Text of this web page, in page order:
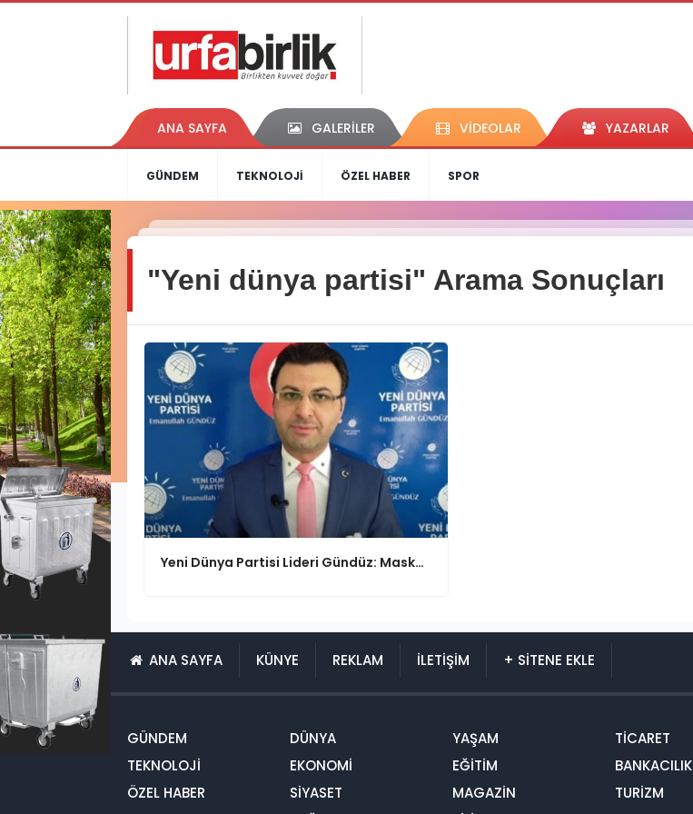
ANA SAYFA GALERİLER VİDEOLAR YAZARLAR
GÜNDEM TEKNOLOJİ ÖZEL HABER SPOR
"Yeni dünya partisi" Arama Sonuçları
Yeni Dünya Partisi Lideri Gündüz: Maske takmak bir tiyatrodur!
ANA SAYFA KÜNYE REKLAM İLETİŞİM + SİTENE EKLE
GÜNDEM
TEKNOLOJİ
ÖZEL HABER
DÜNYA
EKONOMİ
SİYASET
YAŞAM
EĞİTİM
MAGAZİN
TİCARET
BANKACILIK
TURİZM